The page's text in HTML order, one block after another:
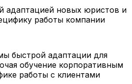
адаптацией новых юристов и
работы компании
быстрой адаптации для
обучение корпоративным
работы с клиентами